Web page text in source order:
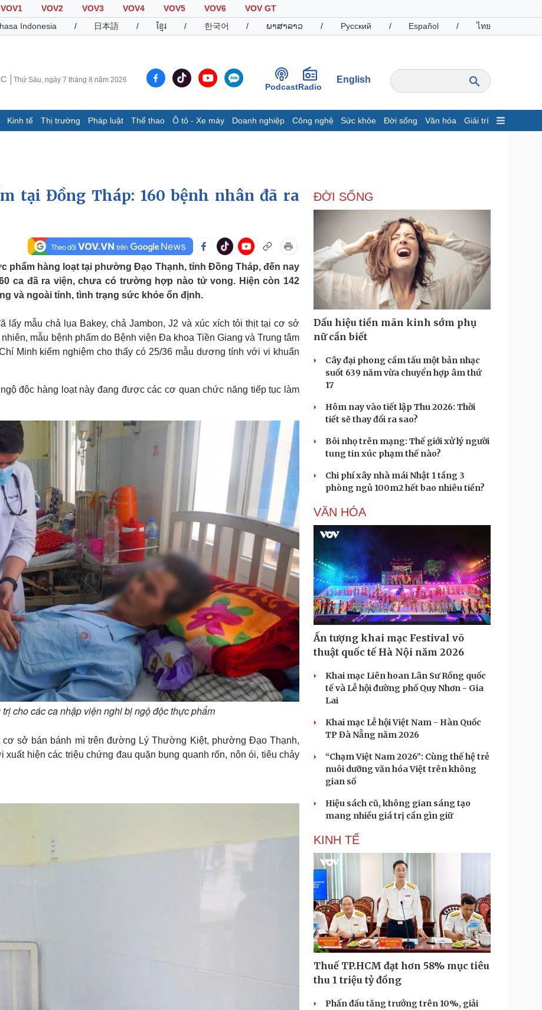
VOV1 VOV2 VOV3 VOV4 VOV5 VOV6
VOV GT
Indonesia / 日本語 / ខ្មែរ / 한국어 / ພາສາລາວ / Русский / Español / ไทย
Thứ Sáu, ngày 7 tháng 8 năm 2026
PodcastRadio
English
Kinh tế Thị trường Pháp luật Thể thao Ô tô - Xe máy Doanh nghiệp Công nghệ Sức khỏe Đời sống Văn hóa Giải trí
Infographic
Giá cà phê
Thể thao
Lịch thi đấu bóng đá
Thế giới thể thao
eSports
Ô tô - Xe máy
Xe máy
Tư vấn
Doanh nghiệp
Thông tin doanh nghiệp
Doanh nghiệp 24h
Doanh nhân
Vì cộng đồng
Công nghệ
Sành điệu
Tin Công nghệ
Trải nghiệm
Chuyển đổi số
Văn hóa
Sân khấu - Điện ảnh
Văn học
Giải trí
Nghệ sĩ
Thời trang
Du lịch
Tư vấn
Săn Tour
Podcast
Đọc truyện đêm khuya
Cửa sổ tình yêu
tại Đồng Tháp: 160 bệnh nhân đã ra
phẩm hàng loạt tại phường Đạo Thạnh, tỉnh Đồng Tháp, đến nay
ca đã ra viện, chưa có trường hợp nào tử vong. Hiện còn 142
và ngoài tỉnh, tình trạng sức khỏe ổn định.
lấy mẫu chả lụa Bakey, chả Jambon, J2 và xúc xích tỏi thịt tại cơ sở
mẫu bệnh phẩm do Bệnh viện Đa khoa Tiền Giang và Trung tâm
Minh kiểm nghiệm cho thấy có 25/36 mẫu dương tính với vi khuẩn
độc hàng loạt này đang được các cơ quan chức năng tiếp tục làm
cho các ca nhập viện nghi bị ngộ độc thực phẩm
sở bán bánh mì trên đường Lý Thường Kiệt, phường Đạo Thạnh,
hiện các triệu chứng đau quặn bụng quanh rốn, nôn ói, tiêu chảy
ĐỜI SỐNG
Dấu hiệu tiền mãn kinh sớm phụ
nữ cần biết
Cây đại phong cầm tấu một bản nhạc
suốt 639 năm vừa chuyển hợp âm thứ
17
Hôm nay vào tiết lập Thu 2026: Thời
tiết sẽ thay đổi ra sao?
Bôi nhọ trên mạng: Thế giới xử lý người
tung tin xúc phạm thế nào?
Chi phí xây nhà mái Nhật 1 tầng 3
phòng ngủ 100m2 hết bao nhiêu tiền?
VĂN HÓA
Ấn tượng khai mạc Festival võ
thuật quốc tế Hà Nội năm 2026
Khai mạc Liên hoan Lân Sư Rồng quốc
tế và Lễ hội đường phố Quy Nhơn - Gia
Lai
Khai mạc Lễ hội Việt Nam - Hàn Quốc
TP Đà Nẵng năm 2026
“Chạm Việt Nam 2026”: Cùng thế hệ trẻ
nuôi dưỡng văn hóa Việt trên không
gian số
Hiệu sách cũ, không gian sáng tạo
mang nhiều giá trị cần gìn giữ
KINH TẾ
Thuế TP.HCM đạt hơn 58% mục tiêu
thu 1 triệu tỷ đồng
Phấn đấu tăng trưởng trên 10%, giải